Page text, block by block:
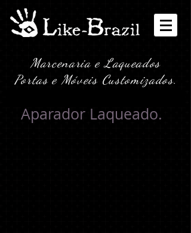
Marcenaria e Laqueados
Portas e Móveis Customizados.
Aparador Laqueado.